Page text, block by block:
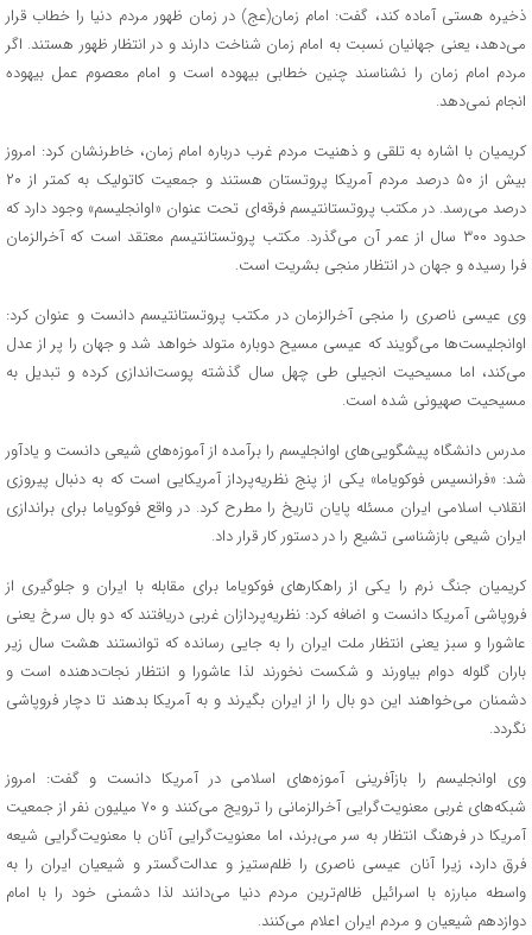
ذخیره هستی آماده کند، گفت: امام زمان(عج) در زمان ظهور مردم دنیا را خطاب قرار
می‌دهد، یعنی جهانیان نسبت به امام زمان شناخت دارند و در انتظار ظهور هستند. اگر
مردم امام زمان را نشناسند چنین خطابی بیهوده است و امام معصوم عمل بیهوده
انجام نمی‌دهد.
کریمیان با اشاره به تلقی و ذهنیت مردم غرب درباره امام زمان، خاطرنشان کرد: امروز
بیش از ۵۰ درصد مردم آمریکا پروتستان هستند و جمعیت کاتولیک به کمتر از ۲۰
درصد می‌رسد. در مکتب پروتستانتیسم فرقه‌ای تحت عنوان «اوانجلیسم» وجود دارد که
حدود ۳۰۰ سال از عمر آن می‌گذرد. مکتب پروتستانتیسم معتقد است که آخرالزمان
فرا رسیده و جهان در انتظار منجی بشریت است.
وی عیسی ناصری را منجی آخرالزمان در مکتب پروتستانتیسم دانست و عنوان کرد:
اوانجلیست‌ها می‌گویند که عیسی مسیح دوباره متولد خواهد شد و جهان را پر از عدل
می‌کند، اما مسیحیت انجیلی طی چهل سال گذشته پوست‌اندازی کرده و تبدیل به
مسیحیت صهیونی شده است.
مدرس دانشگاه پیشگویی‌های اوانجلیسم را برآمده از آموزه‌های شیعی دانست و یادآور
شد: «فرانسیس فوکویاما» یکی از پنج نظریه‌پرداز آمریکایی است که به دنبال پیروزی
انقلاب اسلامی ایران مسئله پایان تاریخ را مطرح کرد. در واقع فوکویاما برای براندازی
ایران شیعی بازشناسی تشیع را در دستور کار قرار داد.
کریمیان جنگ نرم را یکی از راهکارهای فوکویاما برای مقابله با ایران و جلوگیری از
فروپاشی آمریکا دانست و اضافه کرد: نظریه‌پردازان غربی دریافتند که دو بال سرخ یعنی
عاشورا و سبز یعنی انتظار ملت ایران را به جایی رسانده که توانستند هشت سال زیر
باران گلوله دوام بیاورند و شکست نخورند لذا عاشورا و انتظار نجات‌دهنده است و
دشمنان می‌خواهند این دو بال را از ایران بگیرند و به آمریکا بدهند تا دچار فروپاشی
نگردد.
وی اوانجلیسم را بازآفرینی آموزه‌های اسلامی در آمریکا دانست و گفت: امروز
شبکه‌های غربی معنویت‌گرایی آخرالزمانی را ترویج می‌کنند و ۷۰ میلیون نفر از جمعیت
آمریکا در فرهنگ انتظار به سر می‌برند، اما معنویت‌گرایی آنان با معنویت‌گرایی شیعه
فرق دارد، زیرا آنان عیسی ناصری را ظلم‌ستیز و عدالت‌گستر و شیعیان ایران را به
واسطه مبارزه با اسرائیل ظالم‌ترین مردم دنیا می‌دانند لذا دشمنی خود را با امام
دوازدهم شیعیان و مردم ایران اعلام می‌کنند.